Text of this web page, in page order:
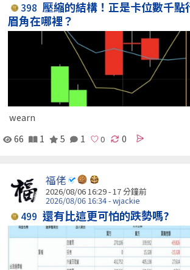
398 壓縮的結構！正是卡位數千點
眉角在哪裡？
wearn
66
1 5 1 0
福佬
2026/08/06 16:29 -17 分鐘前
2026/08/06 16:34 - wjackie
499 還有比這更可怕的跌勢嗎?